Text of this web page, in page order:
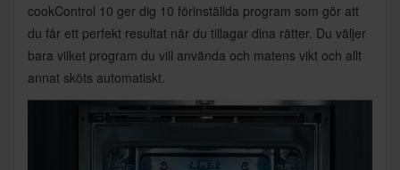
cookControl 10 ger dig 10 förinställda program som gör att
du får ett perfekt resultat när du tillagar dina rätter. Du väljer
bara vilket program du vill använda och matens vikt och allt
annat sköts automatiskt.